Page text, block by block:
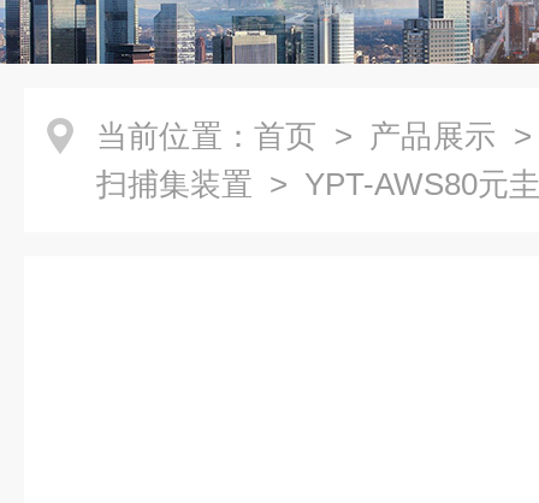
当前位置： 首页 > 产品展示
扫捕集装置 > YPT-AWS80元